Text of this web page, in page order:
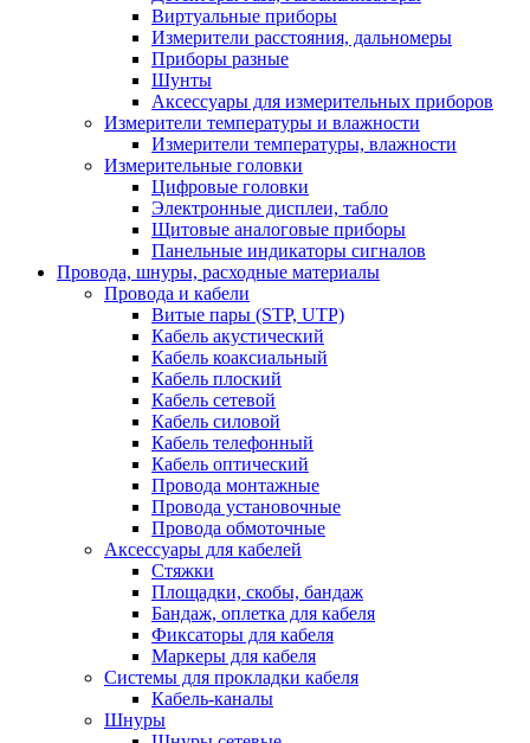
Виртуальные приборы
Измерители расстояния, дальномеры
Приборы разные
Шунты
Аксессуары для измерительных приборов
Измерители температуры и влажности
Измерители температуры, влажности
Измерительные головки
Цифровые головки
Электронные дисплеи, табло
Щитовые аналоговые приборы
Панельные индикаторы сигналов
Провода, шнуры, расходные материалы
Провода и кабели
Витые пары (STP, UTP)
Кабель акустический
Кабель коаксиальный
Кабель плоский
Кабель сетевой
Кабель силовой
Кабель телефонный
Кабель оптический
Провода монтажные
Провода установочные
Провода обмоточные
Аксессуары для кабелей
Стяжки
Площадки, скобы, бандаж
Бандаж, оплетка для кабеля
Фиксаторы для кабеля
Маркеры для кабеля
Системы для прокладки кабеля
Кабель-каналы
Шнуры